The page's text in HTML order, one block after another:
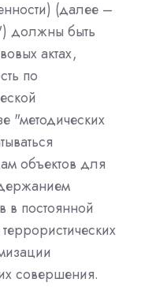
(далее –
должны быть
актах,
по
"методических
объектов для
в постоянной
совершения.